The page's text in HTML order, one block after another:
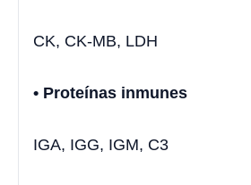
CK, CK-MB, LDH
• Proteínas inmunes
IGA, IGG, IGM, C3